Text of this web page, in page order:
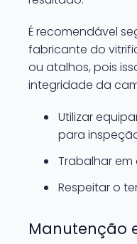
É recomendável
fabricante do
ou atalhos, pois
integridade da
Utilizar
para
Trabalhar em
Respeitar o
Manutenção